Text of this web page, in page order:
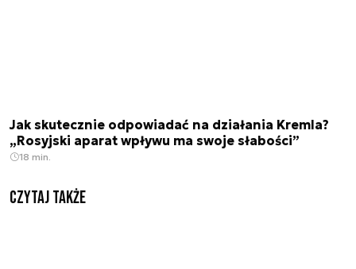
Jak skutecznie odpowiadać na działania Kremla?
„Rosyjski aparat wpływu ma swoje słabości”
18 min.
Czytaj także